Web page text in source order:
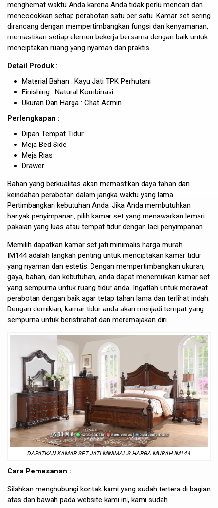
menghemat waktu Anda karena Anda tidak perlu mencari dan
mencocokkan setiap perabotan satu per satu. Kamar set sering
dirancang dengan mempertimbangkan fungsi dan kenyamanan,
memastikan setiap elemen bekerja bersama dengan baik untuk
menciptakan ruang yang nyaman dan praktis.
Detail Produk :
Material Bahan : Kayu Jati TPK Perhutani
Finishing : Natural Kombinasi
Ukuran Dan Harga : Chat Admin
Perlengkapan :
Dipan Tempat Tidur
Meja Bed Side
Meja Rias
Drawer
Bahan yang berkualitas akan memastikan daya tahan dan
keindahan perabotan dalam jangka waktu yang lama.
Pertimbangkan kebutuhan Anda. Jika Anda membutuhkan
banyak penyimpanan, pilih kamar set yang menawarkan lemari
pakaian yang luas atau tempat tidur dengan laci penyimpanan.
Memilih dapatkan kamar set jati minimalis harga murah
IM144 adalah langkah penting untuk menciptakan kamar tidur
yang nyaman dan estetis. Dengan mempertimbangkan ukuran,
gaya, bahan, dan kebutuhan, anda dapat menemukan kamar set
yang sempurna untuk ruang tidur anda. Ingatlah untuk merawat
perabotan dengan baik agar tetap tahan lama dan terlihat indah.
Dengan demikian, kamar tidur anda akan menjadi tempat yang
sempurna untuk beristirahat dan meremajakan diri.
DAPATKAN KAMAR SET JATI MINIMALIS HARGA MURAH IM144
Cara Pemesanan :
Silahkan menghubungi kontak kami yang sudah tertera di bagian
atas dan bawah pada website kami ini, kami sudah